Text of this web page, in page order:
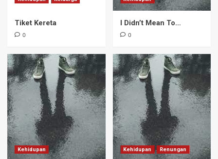
Hot Chocolate
2
Hot Chocolate
The Law of Continous Supply of Stupidity
3
Hot Chocolate
The Bridge
Tiket Kereta
0
I Didn’t Mean To…
0
Kehidupan Kehidupan Renungan